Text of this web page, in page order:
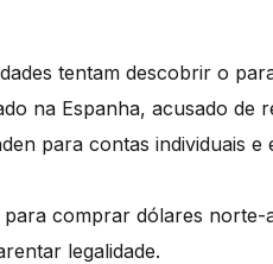
tentam descobrir o
na Espanha, acusado de
para contas individuais e
comprar dólares norte-
legalidade.